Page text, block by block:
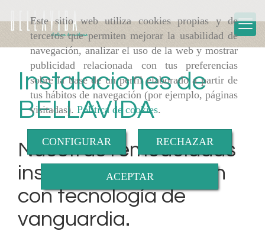
Este sitio web utiliza cookies propias y de
terceros que permiten mejorar la usabilidad de
navegación, analizar el uso de la web y mostrar
publicidad relacionada con tus preferencias
sobre la base de un perfil elaborado a partir de
tus hábitos de navegación (por ejemplo, páginas
visitadas). Política de cookies.
CONFIGURAR RECHAZAR
ACEPTAR
Instalaciones de
BELLAVIDA
Nuestras remodeladas
instalaciones cuentan
con tecnología de
vanguardia.